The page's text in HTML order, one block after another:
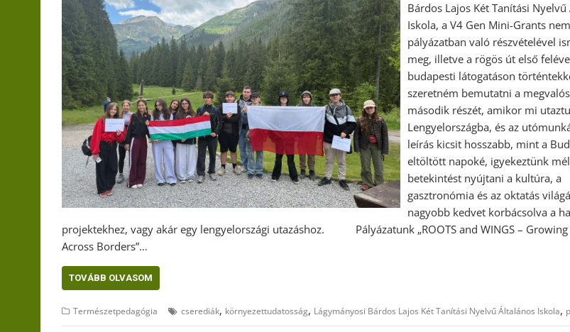
Bárdos Lajos Két Tanítási
Iskola, a V4 Gen Mini-Grants
pályázatban való részvételével
meg, illetve a rögös út első
budapesti látogatáson
szeretném bemutatni a
második részét, amikor mi
Lengyelországba, és az
leírás kicsit hosszabb, mint a
eltöltött napoké, igyekeztünk
betekintést nyújtani a kultúra, a
gasztronómia és az oktatás
nagyobb kedvet korbácsolva a
projektekhez, vagy akár egy lengyelországi utazáshoz. Pályázatunk „ROOTS and WINGS – Growing
Across Borders”…
TOVÁBB OLVASOM
Természetpedagógia cserediák, környezettudatosság, Lágymányosi Bárdos Lajos Két Tanítási Nyelvű Általános Iskola,